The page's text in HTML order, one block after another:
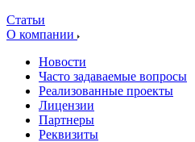
Статьи
О компании
Новости
Часто задаваемые вопросы
Реализованные проекты
Лицензии
Партнеры
Реквизиты